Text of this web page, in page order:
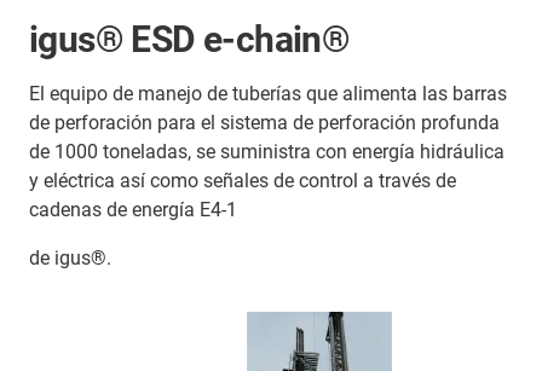
igus® ESD e-chain®
El equipo de manejo de tuberías que alimenta las barras
de perforación para el sistema de perforación profunda
de 1000 toneladas, se suministra con energía hidráulica
y eléctrica así como señales de control a través de
cadenas de energía E4-1
de igus®.